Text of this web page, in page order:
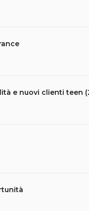
e nuovi clienti teen